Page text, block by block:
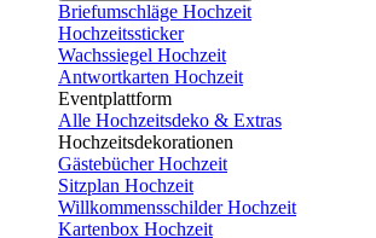
Briefumschläge Hochzeit
Hochzeitssticker
Wachssiegel Hochzeit
Antwortkarten Hochzeit
Eventplattform
Alle Hochzeitsdeko & Extras
Hochzeitsdekorationen
Gästebücher Hochzeit
Sitzplan Hochzeit
Willkommensschilder Hochzeit
Kartenbox Hochzeit